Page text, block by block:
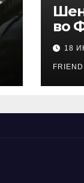
во
18